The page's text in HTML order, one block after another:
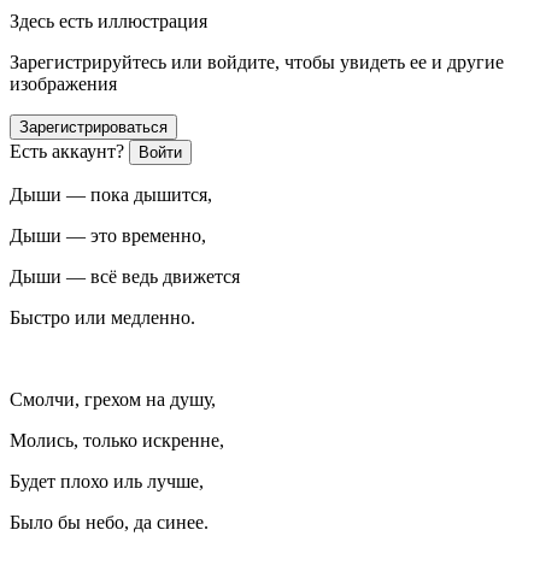
Здесь есть иллюстрация
Зарегистрируйтесь или войдите, чтобы увидеть ее и другие
изображения
Зарегистрироваться
Есть аккаунт? Войти
Дыши — пока дышится,
Дыши — это временно,
Дыши — всё ведь движется
Быстро или медленно.
Смолчи, грехом на душу,
Молись, только искренне,
Будет плохо иль лучше,
Было бы небо, да синее.